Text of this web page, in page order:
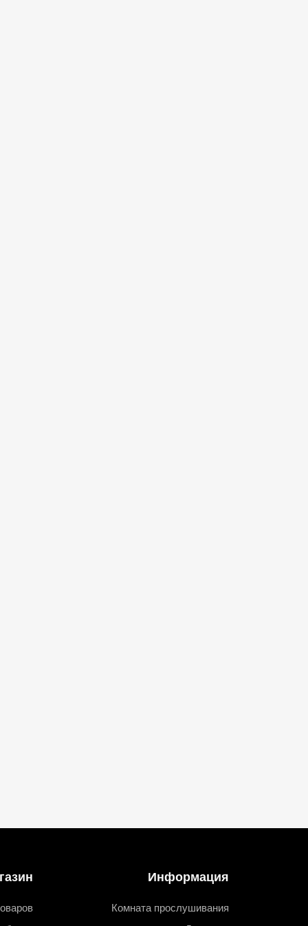
Информация
Комната прослушивания